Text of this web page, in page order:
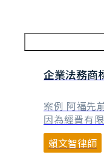
企業法務商
案例 阿福先
因為經費有
之商品，但
「
賴文智律師